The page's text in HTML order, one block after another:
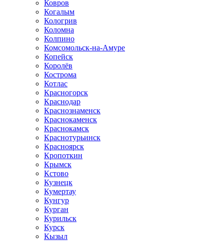
Ковров
Когалым
Кологрив
Коломна
Колпино
Комсомольск-на-Амуре
Копейск
Королёв
Кострома
Котлас
Красногорск
Краснодар
Краснознаменск
Краснокаменск
Краснокамск
Краснотурьинск
Красноярск
Кропоткин
Крымск
Кстово
Кузнецк
Кумертау
Кунгур
Курган
Курильск
Курск
Кызыл